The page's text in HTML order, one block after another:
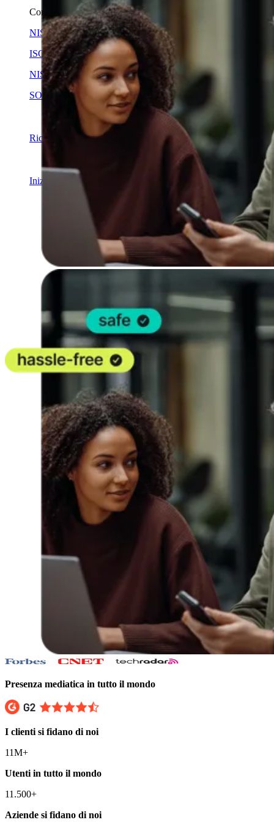
Conformità
NIS2
ISO 27001
NIST
SOC 2
Richiedi un preventivo
Inizia la prova del Piano Business
Presenza mediatica in tutto il mondo
I clienti si fidano di noi
11M+
Utenti in tutto il mondo
11.500+
Aziende si fidano di noi